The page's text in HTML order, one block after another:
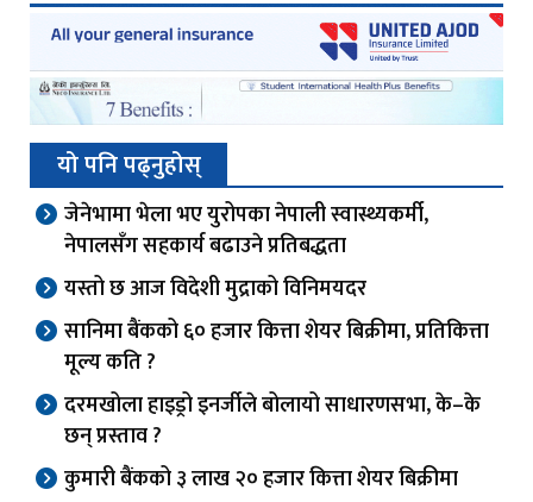
यो पनि पढ्नुहोस्
जेनेभामा भेला भए युरोपका नेपाली स्वास्थ्यकर्मी,
नेपालसँग सहकार्य बढाउने प्रतिबद्धता
यस्तो छ आज विदेशी मुद्राको विनिमयदर
सानिमा बैंकको ६० हजार कित्ता शेयर बिक्रीमा, प्रतिकित्ता
मूल्य कति ?
दरमखोला हाइड्रो इनर्जीले बोलायो साधारणसभा, के–के
छन् प्रस्ताव ?
कुमारी बैंकको ३ लाख २० हजार कित्ता शेयर बिक्रीमा